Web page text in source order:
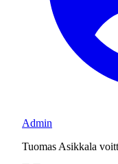
Admin
Tuomas Asikkala